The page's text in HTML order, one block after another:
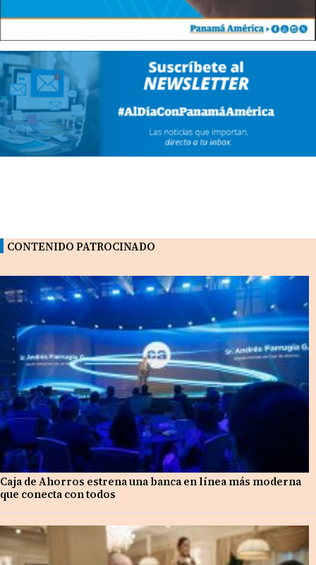
CONTENIDO PATROCINADO
Caja de Ahorros estrena una banca en línea más moderna
que conecta con todos